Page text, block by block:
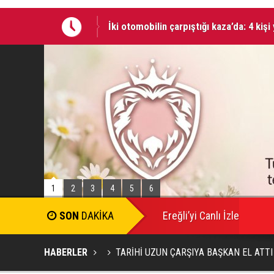
İki otomobilin çarpıştığı kaza’da: 4 kişi
Taşlı bıçaklı kavga: 4 yaralı
1 2 3 4 5 6
SON DAKİKA Ereğli’yi Canlı İzle
HABERLER TARİHİ UZUN ÇARŞIYA BAŞKAN EL ATTI